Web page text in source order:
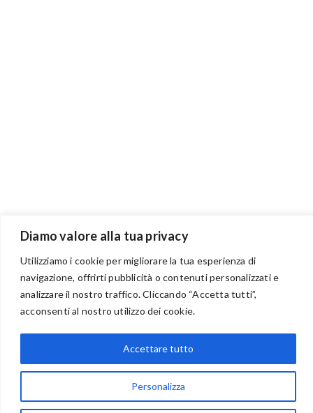
Diamo valore alla tua privacy
Utilizziamo i cookie per migliorare la tua esperienza di
navigazione, offrirti pubblicità o contenuti personalizzati e
analizzare il nostro traffico. Cliccando “Accetta tutti”,
acconsenti al nostro utilizzo dei cookie.
Personalizza
Accettare tutto
BENVENUTI NEL PORTALE RIVENDITORI
via Acqua delle Noci 12
83024 Monteforte Irpino (AV)
(+39) 081-7777233